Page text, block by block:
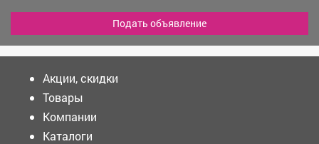
Подать объявление
Акции, скидки
Товары
Компании
Каталоги